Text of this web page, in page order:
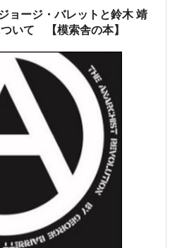
ョージ・バレットと鈴木 靖
いて 【模索舎の本】